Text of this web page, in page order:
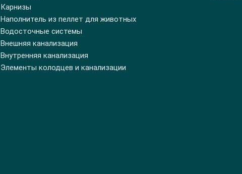
Карнизы
Наполнитель из пеллет для животных
Водосточные системы
Внешняя канализация
Внутренняя канализация
Элементы колодцев и канализации